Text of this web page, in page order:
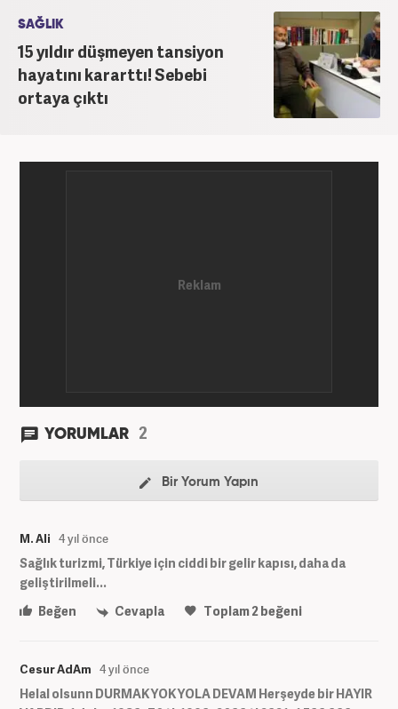
SAĞLIK
15 yıldır düşmeyen tansiyon
hayatını kararttı! Sebebi
ortaya çıktı
YORUMLAR 2
Bir Yorum Yapın
M. Ali 4 yıl önce
Sağlık turizmi, Türkiye için ciddi bir gelir kapısı, daha da
geliştirilmeli...
Beğen
Cevapla Toplam2beğeni
Cesur AdAm 4 yıl önce
Helal olsunn DURMAK YOK YOLA DEVAM Herşeyde bir HAYIR